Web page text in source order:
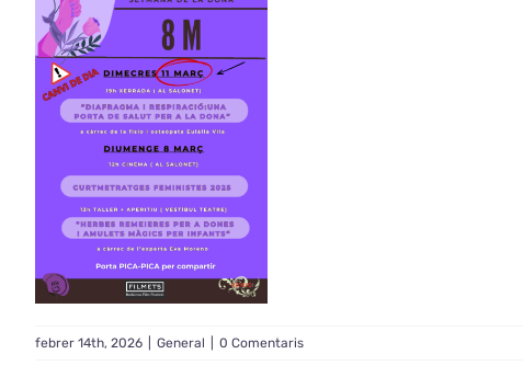
febrer 14th, 2026 General 0 Comentaris